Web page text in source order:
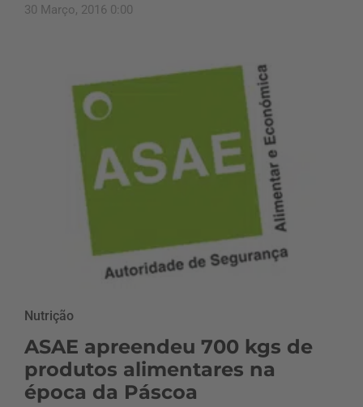
30 Março, 2016 0:00
Nutrição
ASAE apreendeu 700 kgs de
produtos alimentares na
época da Páscoa